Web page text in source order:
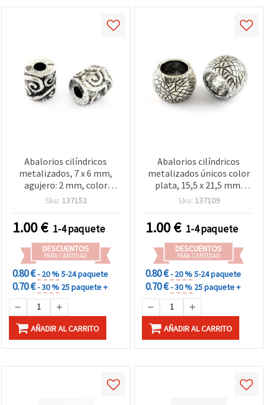
Abalorios cilíndricos
metalizados, 7 x 6 mm,
agujero: 2 mm, color
plata, 20 g (~156 uds.)
Sku: 137152
1.00€ 1-4 paquete
DESCUENTOS
PARA CANTIDAD
0.80 €- 20 %5-24 paquete
0.70 €- 30 % 25 paquete +
AÑADIR AL CARRITO
Abalorios cilíndricos
metalizados únicos color
plata, 15,5 x 21,5 mm,
agujero 13,5 mm, ≈7 uds
bisutería artesanal,
manualidades creativas y
diseños DIY
Sku: 137109
1.00€ 1-4 paquete
DESCUENTOS
PARA CANTIDAD
0.80 €- 20 %5-24 paquete
0.70 €- 30 % 25 paquete +
AÑADIR AL CARRITO